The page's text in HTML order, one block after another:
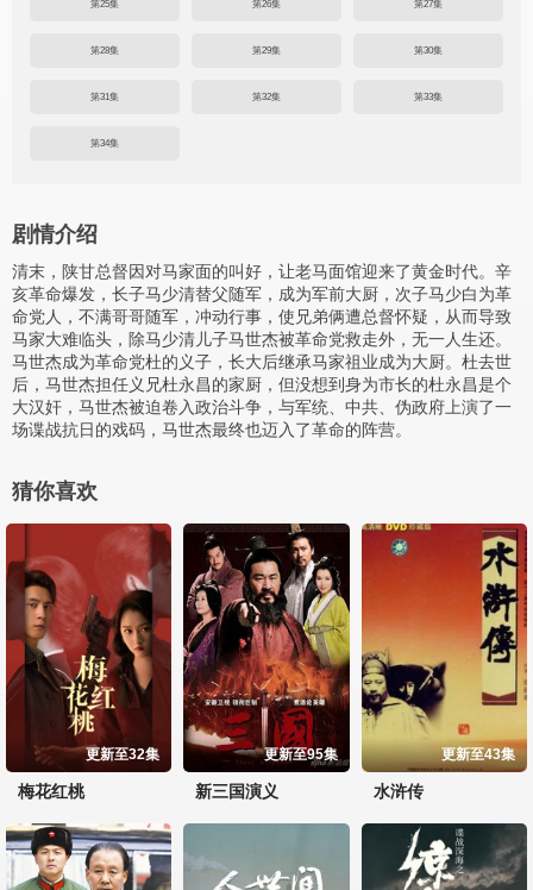
第25集 第26集 第27集
第28集 第29集 第30集
第31集 第32集 第33集
第34集
剧情介绍
清末，陕甘总督因对马家面的叫好，让老马面馆迎来了黄金时代。辛
亥革命爆发，长子马少清替父随军，成为军前大厨，次子马少白为革
命党人，不满哥哥随军，冲动行事，使兄弟俩遭总督怀疑，从而导致
马家大难临头，除马少清儿子马世杰被革命党救走外，无一人生还。
马世杰成为革命党杜的义子，长大后继承马家祖业成为大厨。杜去世
后，马世杰担任义兄杜永昌的家厨，但没想到身为市长的杜永昌是个
大汉奸，马世杰被迫卷入政治斗争，与军统、中共、伪政府上演了一
场谍战抗日的戏码，马世杰最终也迈入了革命的阵营。
猜你喜欢
更新至32集
梅花红桃
更新至95集
新三国演义
更新至43集
水浒传